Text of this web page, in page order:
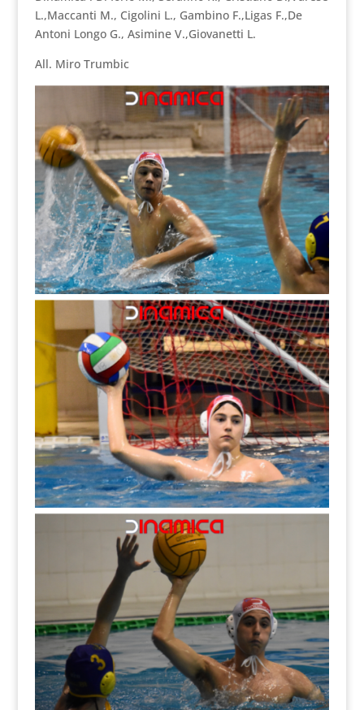
L.,Maccanti M., Cigolini L., Gambino F.,Ligas F.,De
Antoni Longo G., Asimine V.,Giovanetti L.
All. Miro Trumbic